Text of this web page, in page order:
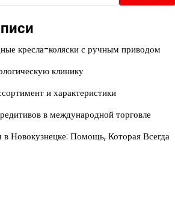
кресла-коляски с ручным приводом
клинику
и характеристики
в международной торговле
Новокузнецке: Помощь, Которая Всегда